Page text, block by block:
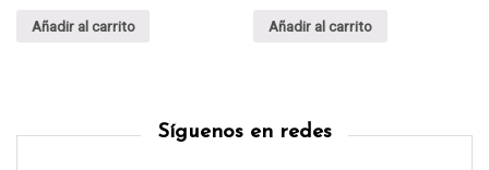
Añadir al carrito Añadir al carrito
Síguenos en redes